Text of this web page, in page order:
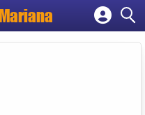
empresa